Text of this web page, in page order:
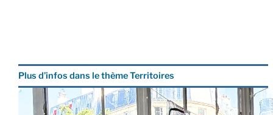
Plus d’infos dans le thème Territoires